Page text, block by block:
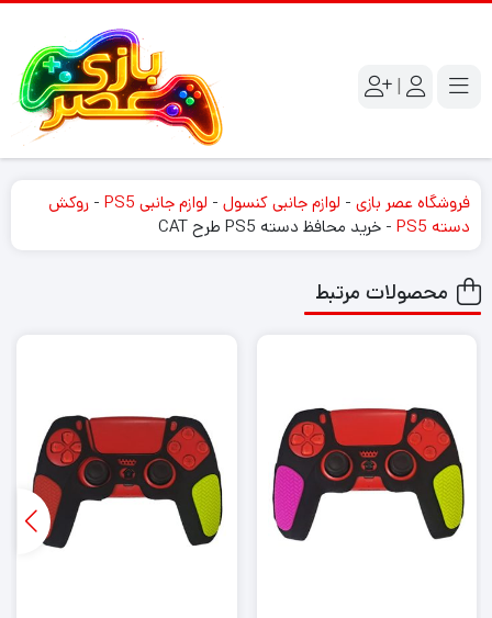
|
فروشگاه عصر بازی - لوازم جانبی کنسول - لوازم جانبی PS5 - روکش
دسته PS5
- خرید محافظ دسته PS5 طرح CAT
محصولات مرتبط